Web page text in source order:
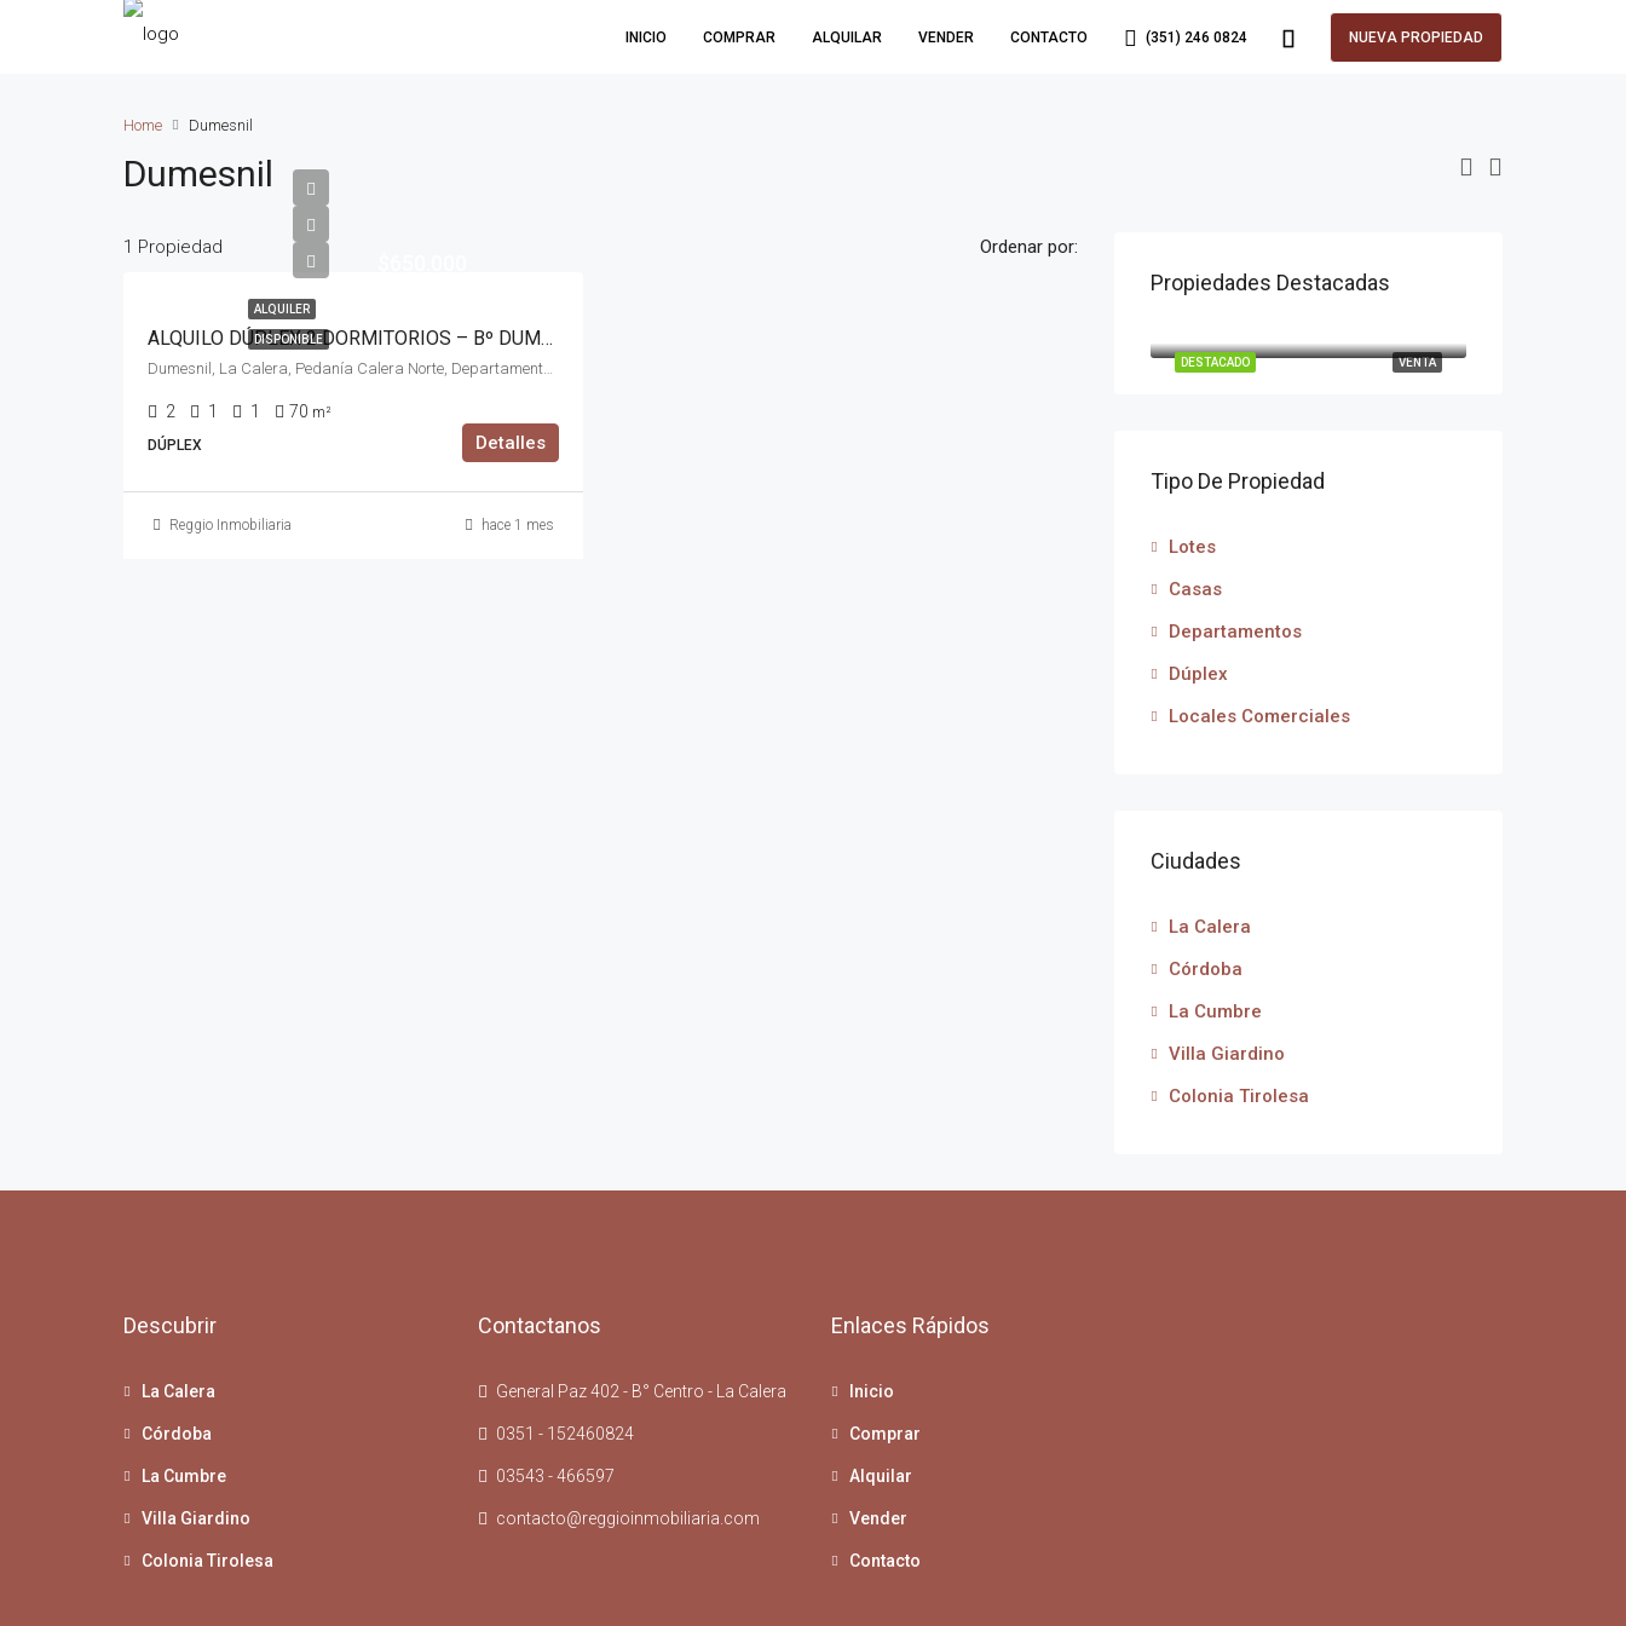
INICIO COMPRAR ALQUILAR VENDER CONTACTO (351) 246 0824 NUEVA PROPIEDAD
Home Dumesnil
Dumesnil
1 Propiedad Ordenar por:
ALQUILER
DISPONIBLE ALQUILO DÚPLEX 2 DORMITORIOS – Bº DUMESNIL – La Calera.
Dumesnil, La Calera, Pedanía Calera Norte, Departamento Colón, Córdoba, X5111, Argentina
2 1 1 70 m²
DÚPLEX
Detalles
Reggio Inmobiliaria hace 1 mes
Propiedades Destacadas
VENTA
DESTACADO
Tipo De Propiedad
Lotes
Casas
Departamentos
Dúplex
Locales Comerciales
Ciudades
La Calera
Córdoba
La Cumbre
Villa Giardino
Colonia Tirolesa
Descubrir
La Calera
Córdoba
La Cumbre
Villa Giardino
Colonia Tirolesa
Contactanos
General Paz 402 - B° Centro - La Calera
0351 - 152460824
03543 - 466597
contacto@reggioinmobiliaria.com
Enlaces Rápidos
Inicio
Comprar
Alquilar
Vender
Contacto